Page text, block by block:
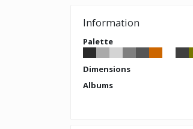
Information
Palette
Dimensions
Albums